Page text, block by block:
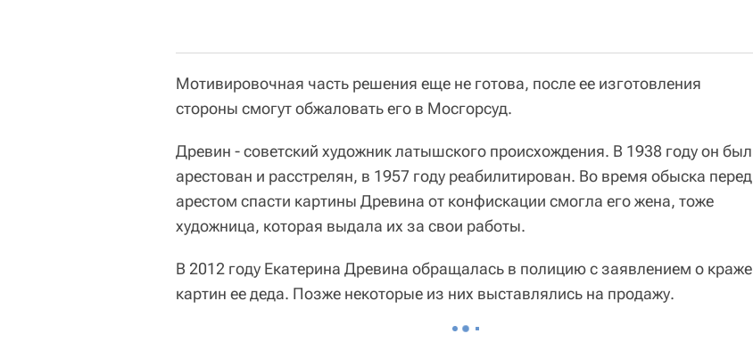
Мотивировочная часть решения еще не готова, после ее изготовления
стороны смогут обжаловать его в Мосгорсуд.
Древин - советский художник латышского происхождения. В 1938 году он был
арестован и расстрелян, в 1957 году реабилитирован. Во время обыска перед
арестом спасти картины Древина от конфискации смогла его жена, тоже
художница, которая выдала их за свои работы.
В 2012 году Екатерина Древина обращалась в полицию с заявлением о краже
картин ее деда. Позже некоторые из них выставлялись на продажу.